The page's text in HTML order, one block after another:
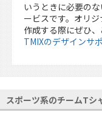
いうときに必要の
ービスです。オリ
作成する際にぜひ、
TMIXのデザインサ
スポーツ系のチームTシ